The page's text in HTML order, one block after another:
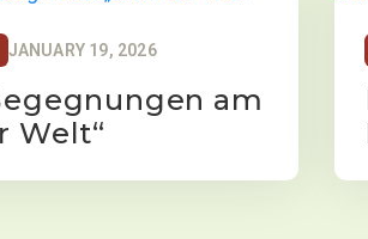
JANUARY 19, 2026
am
Welt“